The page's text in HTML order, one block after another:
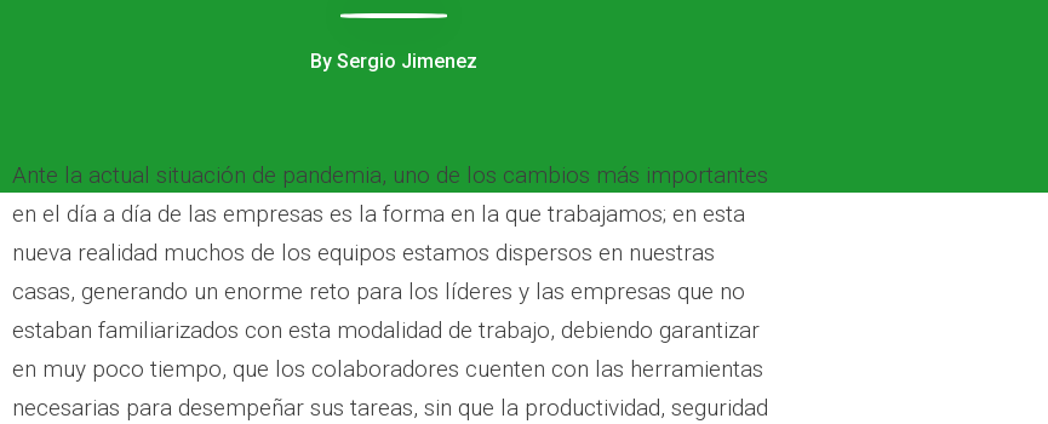
By Sergio Jimenez
Ante la actual situación de pandemia, uno de los cambios más importantes
en el día a día de las empresas es la forma en la que trabajamos; en esta
nueva realidad muchos de los equipos estamos dispersos en nuestras
casas, generando un enorme reto para los líderes y las empresas que no
estaban familiarizados con esta modalidad de trabajo, debiendo garantizar
en muy poco tiempo, que los colaboradores cuenten con las herramientas
necesarias para desempeñar sus tareas, sin que la productividad, seguridad